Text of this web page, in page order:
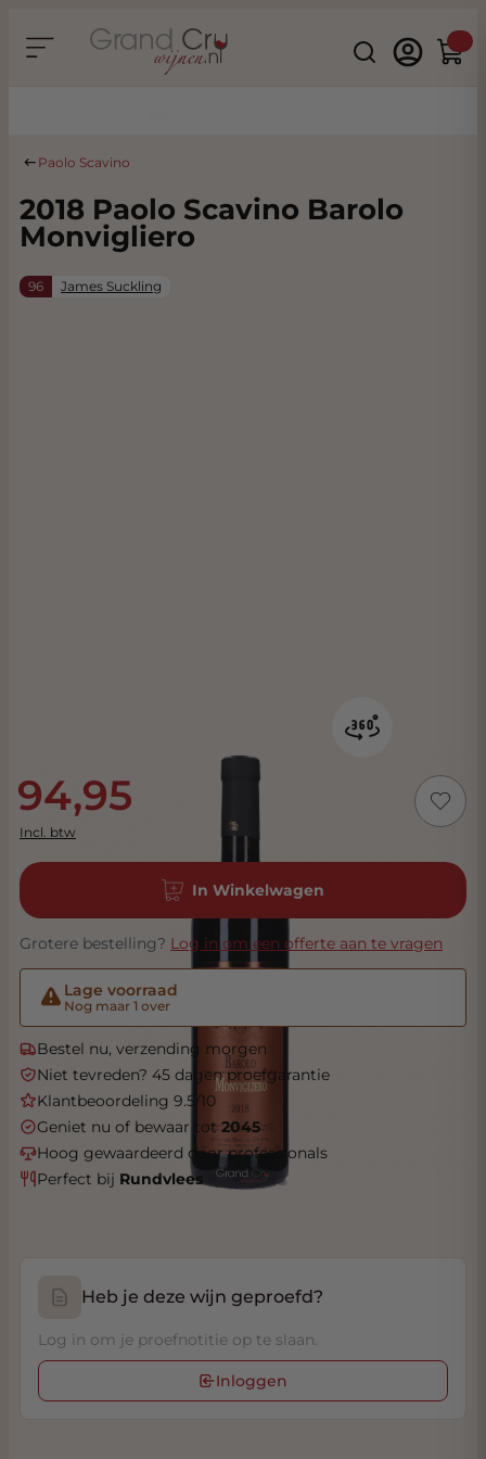
Search
Paolo Scavino
2018 Paolo Scavino Barolo
Monvigliero
96 James Suckling
94,95
Incl. btw
In Winkelwagen
Grotere bestelling? Log in om een offerte aan te vragen
Lage voorraad
Nog maar 1 over
Bestel nu, verzending morgen
Niet tevreden? 45 dagen proefgarantie
Klantbeoordeling 9.5/10
Geniet nu of bewaar tot 2045
Hoog gewaardeerd door professionals
Perfect bij Rundvlees
Heb je deze wijn geproefd?
Log in om je proefnotitie op te slaan.
Inloggen